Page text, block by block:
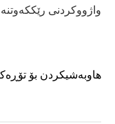
واژووکردنی
هاوبەشیکردن بۆ